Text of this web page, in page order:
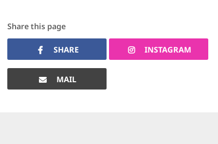
Share this page
SHARE INSTAGRAM
MAIL